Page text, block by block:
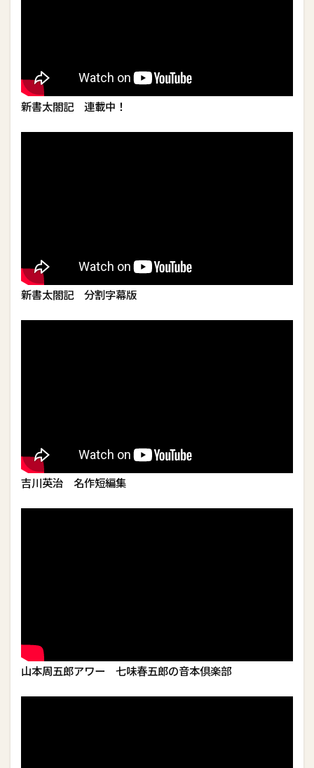
新書太閤記 連載中！
新書太閤記 分割字幕版
吉川英治 名作短編集
山本周五郎アワー 七味春五郎の音本倶楽部